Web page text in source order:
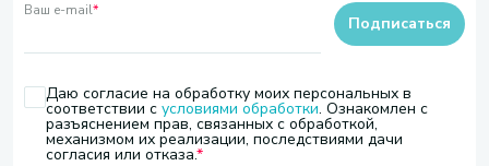
Ваш e-mail*
Даю согласие на обработку моих персональных в
соответствии с условиями обработки. Ознакомлен с
разъяснением прав, связанных с обработкой,
механизмом их реализации, последствиями дачи
согласия или отказа.
Подписаться